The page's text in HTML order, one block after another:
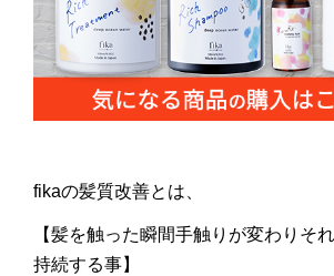
fikaの髪質改善とは、
【髪を触った瞬間手触りが変わりそ
持続する事】